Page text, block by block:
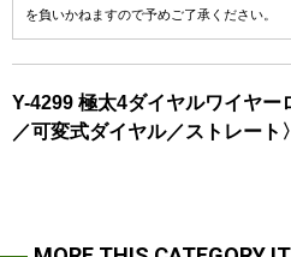
を負いかねますので予めご了承ください。
Y-4299 極太4ダイヤルワイヤ
／可変式ダイヤル／ストレート